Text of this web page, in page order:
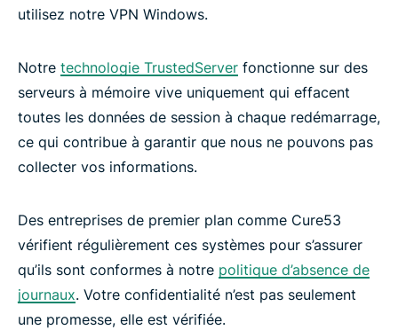
utilisez notre VPN Windows.
Notre technologie TrustedServer fonctionne sur des
serveurs à mémoire vive uniquement qui effacent
toutes les données de session à chaque redémarrage,
ce qui contribue à garantir que nous ne pouvons pas
collecter vos informations.
Des entreprises de premier plan comme Cure53
vérifient régulièrement ces systèmes pour s’assurer
qu’ils sont conformes à notre politique d’absence de
journaux. Votre confidentialité n’est pas seulement
une promesse, elle est vérifiée.